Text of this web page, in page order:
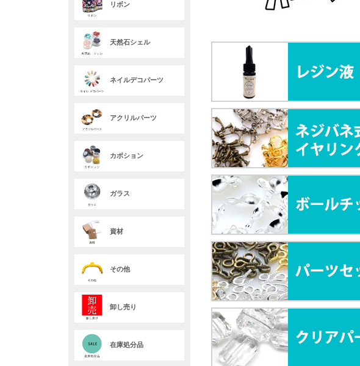
リボン
天然石シェル
ネイルデコパーツ
アクリルパーツ
カボション
ガラス
資材
その他
卸し売り
在庫処分品